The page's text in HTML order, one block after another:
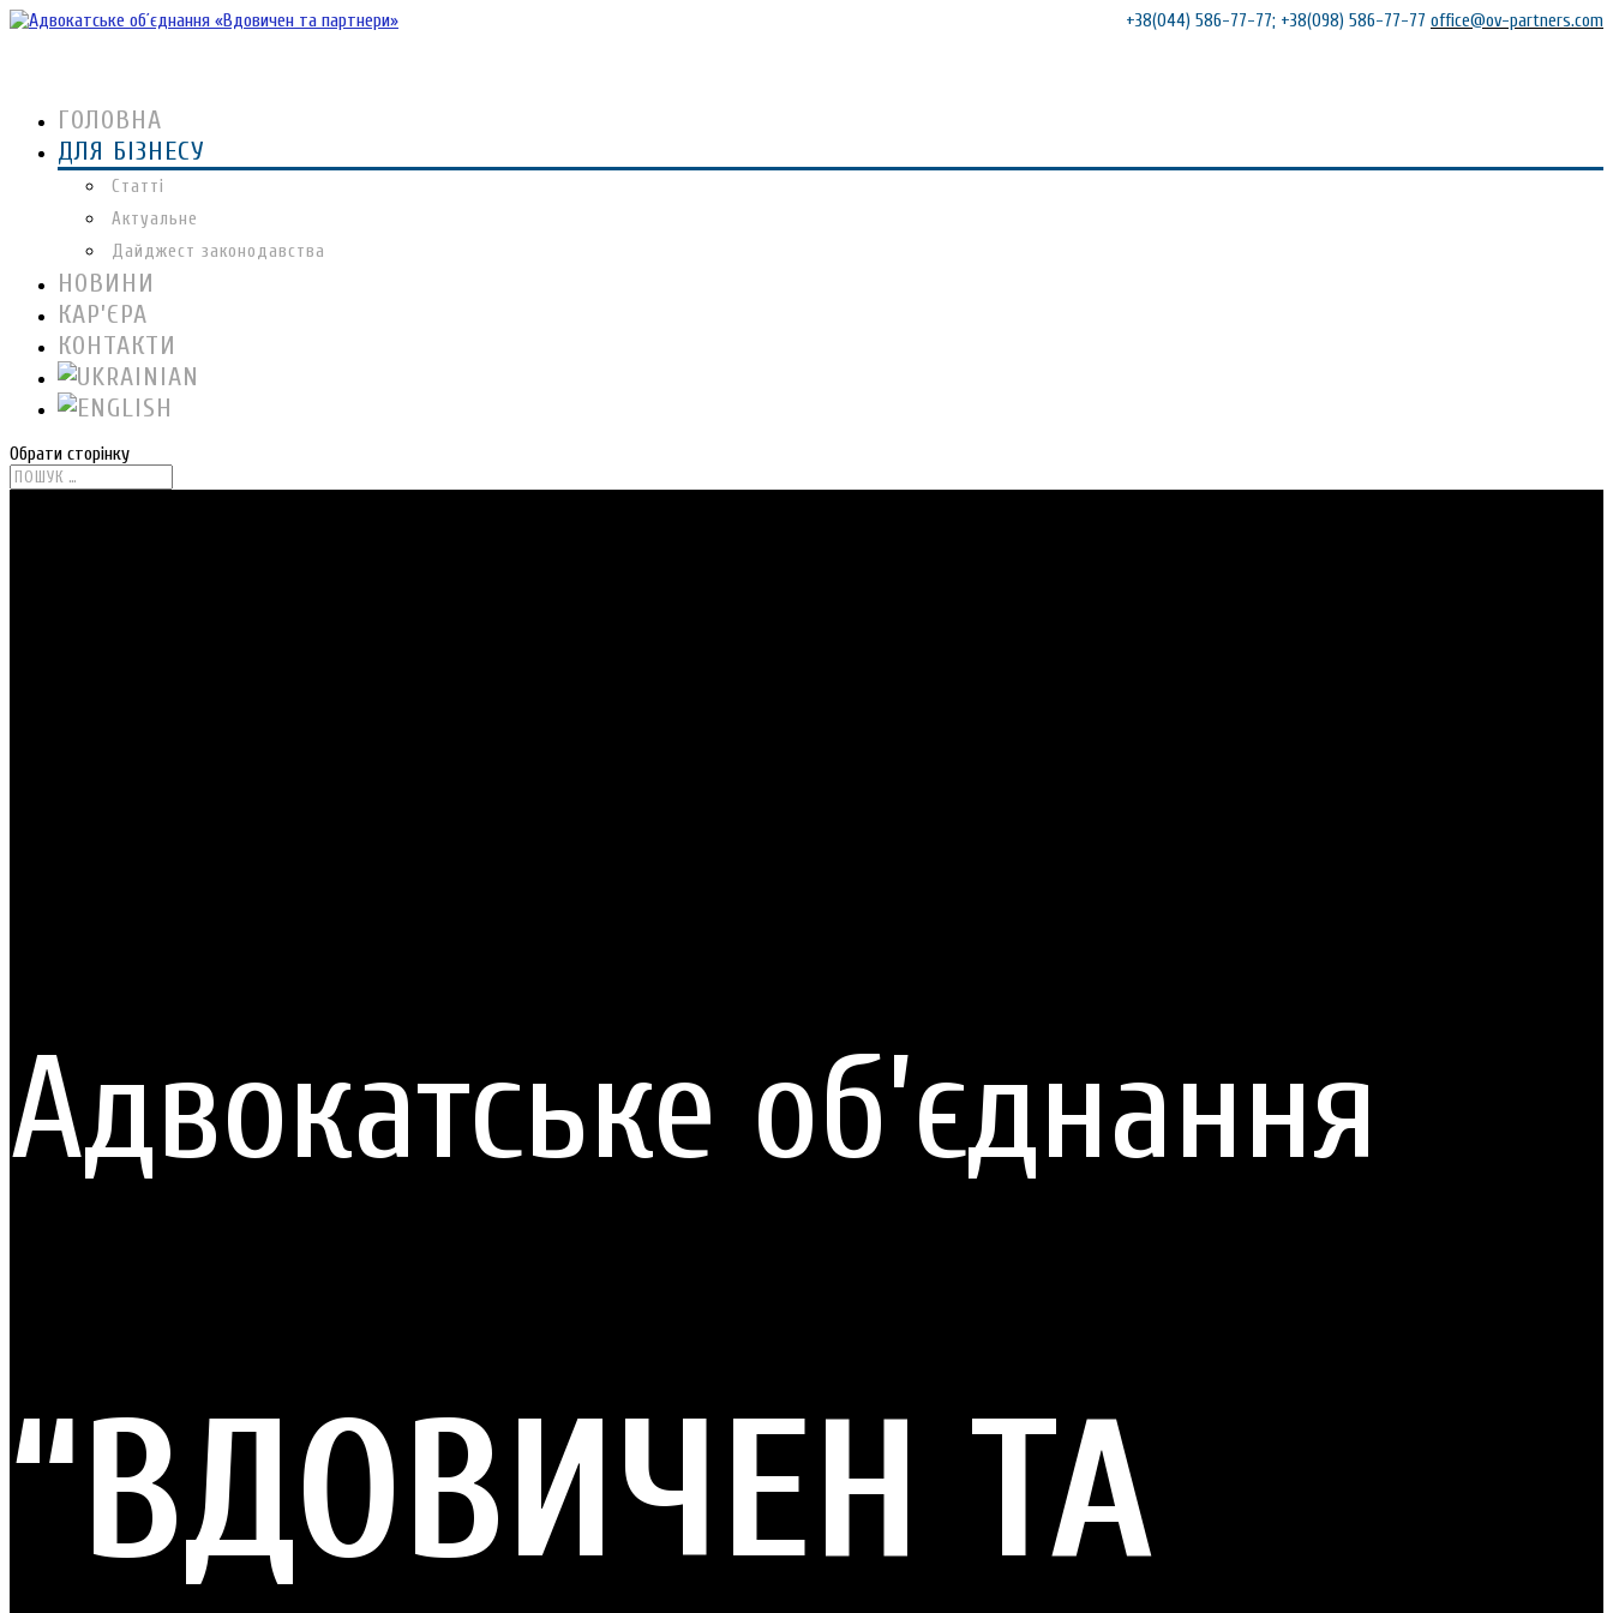
+38(044) 586-77-77; +38(098) 586-77-77 office@ov-partners.com
ГОЛОВНА
ДЛЯ БІЗНЕСУ
Статті
Актуальне
Дайджест законодавства
НОВИНИ
КАР’ЄРА
КОНТАКТИ
Обрати сторінку
Адвокатське об’єднання
“ВДОВИЧЕН ТА